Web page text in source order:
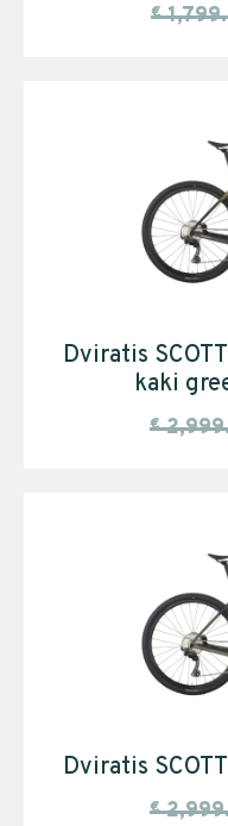
€
Dviratis
kaki
€
Dviratis
€